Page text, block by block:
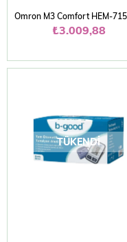
₺3.009,88
TÜKENDI